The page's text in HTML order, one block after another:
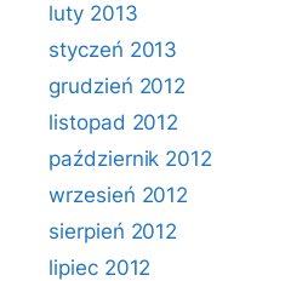
luty 2013
styczeń 2013
grudzień 2012
listopad 2012
październik 2012
wrzesień 2012
sierpień 2012
lipiec 2012